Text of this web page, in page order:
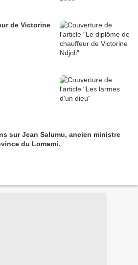
de Victorine
sur Jean Salumu, ancien ministre
du Lomami.